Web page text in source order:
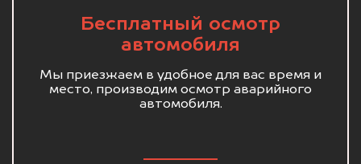
Бесплатный осмотр
автомобиля
Мы приезжаем в удобное для вас время и
место, производим осмотр аварийного
автомобиля.